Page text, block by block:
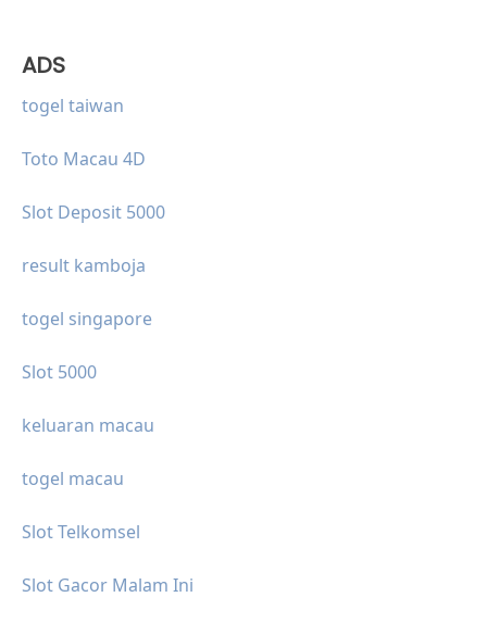
ADS
togel taiwan
Toto Macau 4D
Slot Deposit 5000
result kamboja
togel singapore
Slot 5000
keluaran macau
togel macau
Slot Telkomsel
Slot Gacor Malam Ini